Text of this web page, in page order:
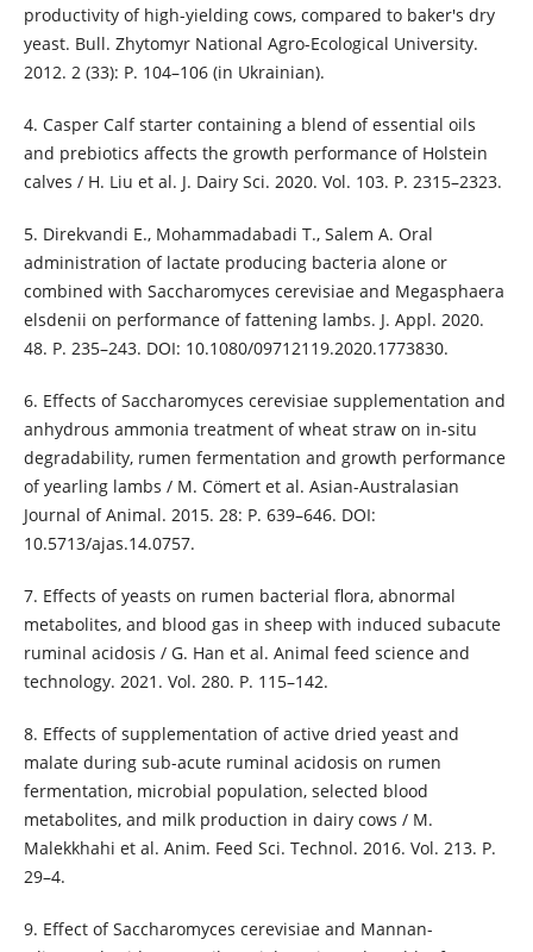
productivity of high-yielding cows, compared to baker's dry
yeast. Bull. Zhytomyr National Agro-Ecological University.
2012. 2 (33): P. 104–106 (in Ukrainian).
4. Casper Calf starter containing a blend of essential oils
and prebiotics affects the growth performance of Holstein
calves / H. Liu et al. J. Dairy Sci. 2020. Vol. 103. P. 2315–2323.
5. Direkvandi E., Mohammadabadi T., Salem A. Oral
administration of lactate producing bacteria alone or
combined with Saccharomyces cerevisiae and Megasphaera
elsdenii on performance of fattening lambs. J. Appl. 2020.
48. P. 235–243. DOI: 10.1080/09712119.2020.1773830.
6. Effects of Saccharomyces cerevisiae supplementation and
anhydrous ammonia treatment of wheat straw on in-situ
degradability, rumen fermentation and growth performance
of yearling lambs / M. Cömert et al. Asian-Australasian
Journal of Animal. 2015. 28: P. 639–646. DOI:
10.5713/ajas.14.0757.
7. Effects of yeasts on rumen bacterial flora, abnormal
metabolites, and blood gas in sheep with induced subacute
ruminal acidosis / G. Han et al. Animal feed science and
technology. 2021. Vol. 280. P. 115–142.
8. Effects of supplementation of active dried yeast and
malate during sub-acute ruminal acidosis on rumen
fermentation, microbial population, selected blood
metabolites, and milk production in dairy cows / M.
Malekkhahi et al. Anim. Feed Sci. Technol. 2016. Vol. 213. P.
29–4.
9. Effect of Saccharomyces cerevisiae and Mannan-